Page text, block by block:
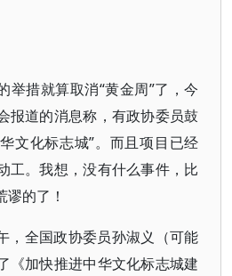
举措就算取消“黄金周”了，今
报道的消息称，有政协委员鼓
文化标志城”。而且项目已经
工。我想，没有什么事件，比
的了！
，全国政协委员孙淑义（可能
《加快推进中华文化标志城建